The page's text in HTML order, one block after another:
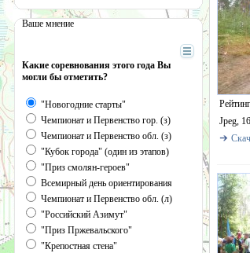
Ваше мнение
Какие соревнования этого года Вы
могли бы отметить?
"Новогодние старты"
Чемпионат и Первенство гор. (з)
Чемпионат и Первенство обл. (з)
"Кубок города" (один из этапов)
"Приз смолян-героев"
Всемирный день ориентирования
Чемпионат и Первенство обл. (л)
"Российский Азимут"
"Приз Пржевальского"
"Крепостная стена"
Jpeg,